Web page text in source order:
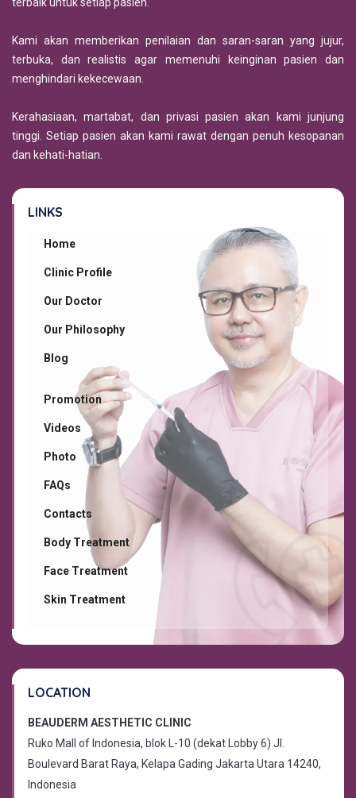
Kami akan memberikan penilaian dan saran-saran yang jujur,
terbuka, dan realistis agar memenuhi keinginan pasien dan
menghindari kekecewaan.
Kerahasiaan, martabat, dan privasi pasien akan kami junjung
tinggi. Setiap pasien akan kami rawat dengan penuh kesopanan
dan kehati-hatian.
LINKS
Home
Clinic Profile
Our Doctor
Our Philosophy
Blog
Promotion
Videos
Photo
FAQs
Contacts
Body Treatment
Face Treatment
Skin Treatment
LOCATION
BEAUDERM AESTHETIC CLINIC
Ruko Mall of Indonesia, blok L-10 (dekat Lobby 6) Jl.
Boulevard Barat Raya, Kelapa Gading Jakarta Utara 14240,
Indonesia